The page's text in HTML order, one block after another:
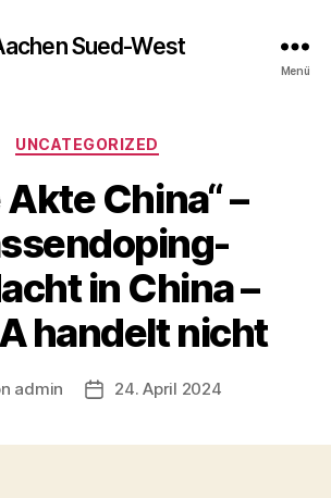
Sued-West
Menü
Kategorien
UNCATEGORIZED
Akte China“ –
in China –
handelt nicht
admin Veröffentlichungsdatum
24. April 2024